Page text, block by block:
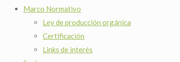
Marco Normativo
Ley de producción orgánica
Certificación
Links de interés